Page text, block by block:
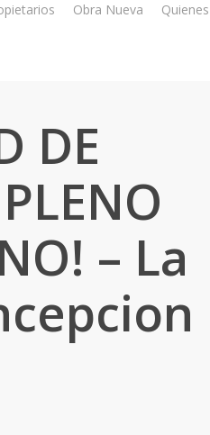
Obra Nueva
DE
– La